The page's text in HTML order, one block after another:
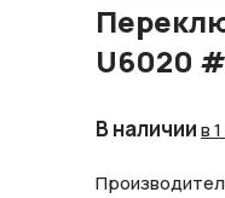
U6020
В наличиив